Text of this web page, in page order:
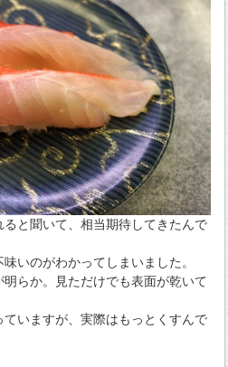
と聞いて、相当期待してきたんで
いのがわかってしまいました。
らか。見ただけでも表面が乾いて
いますが、実際はもっとくすんで